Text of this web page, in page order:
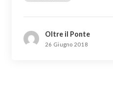
Oltre il Ponte
26 Giugno 2018